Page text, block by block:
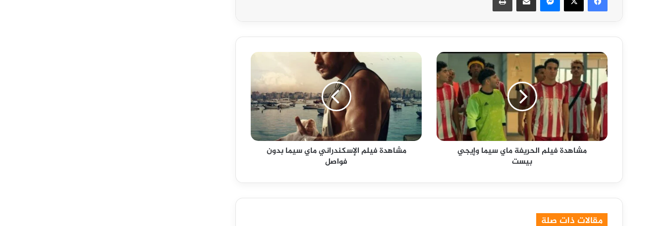
مشاهدة
فيلم
الحريفة
ماي
سيما
وإيجي
بيست
مشاهدة فيلم الحريفة ماي سيما وإيجي
بيست
مشاهدة
ماي
سيما
بدون
فواصل
مشاهدة فيلم الإسكندراني ماي سيما بدون
فواصل
مقالات ذات صلة